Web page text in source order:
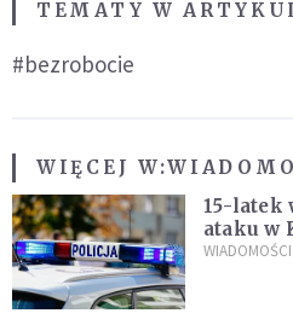
TEMATY W
#bezrobocie
WIĘCEJ W:
15-latek
ataku w
Policja